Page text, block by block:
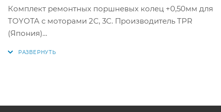
Комплект ремонтных поршневых колец +0,50мм для
TOYOTA с моторами 2С, 3С. Производитель TPR
(Япония)
2 кольцо: 2 мм